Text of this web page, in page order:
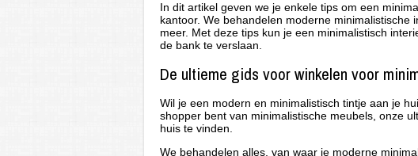
In dit artikel geven we je enkele tips om een
kantoor. We behandelen moderne
meer. Met deze tips kun je een minimalistisch
de bank te verslaan.
De ultieme gids voor winkelen voor
Wil je een modern en minimalistisch tintje aan je
shopper bent van minimalistische meubels, onze
huis te vinden.
We behandelen alles, van waar je moderne